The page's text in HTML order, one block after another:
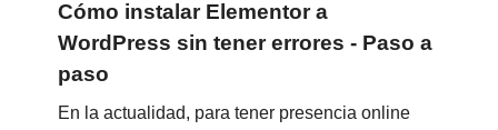
Cómo instalar Elementor a
WordPress sin tener errores - Paso a
paso
En la actualidad, para tener presencia online